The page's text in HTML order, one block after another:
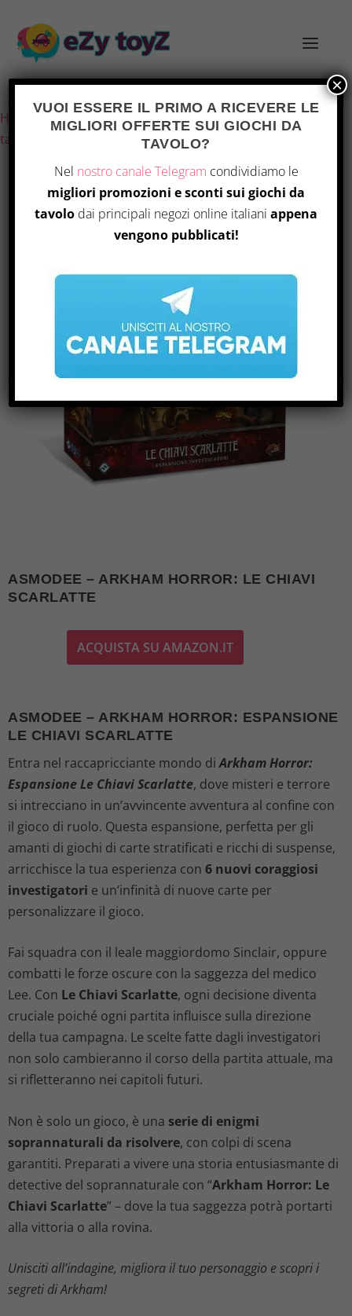
Home /Giochi e giocattoli/Giochi di società/Giochi da
tavolo
/ Asmodee – Arkham Horror: Le Chiavi Scarlatte
ASMODEE – ARKHAM HORROR: LE CHIAVI
SCARLATTE
ACQUISTA SU AMAZON.IT
ASMODEE – ARKHAM HORROR: ESPANSIONE
LE CHIAVI SCARLATTE
Entra nel raccapricciante mondo diArkham Horror:
Espansione Le Chiavi Scarlatte, dove misteri e terrore
si intrecciano in un’avvincente avventura al confine con
il gioco di ruolo. Questa espansione, perfetta per gli
amanti di giochi di carte stratificati e ricchi di suspense,
arricchisce la tua esperienza con 6 nuovi coraggiosi
investigatori e un’infinità di nuove carte per
personalizzare il gioco.
Fai squadra con il leale maggiordomo Sinclair, oppure
combatti le forze oscure con la saggezza del medico
Lee. Con Le Chiavi Scarlatte, ogni decisione diventa
cruciale poiché ogni partita influisce sulla direzione
della tua campagna. Le scelte fatte dagli investigatori
non solo cambieranno il corso della partita attuale, ma
si rifletteranno nei capitoli futuri.
Non è solo un gioco, è una serie di enigmi
soprannaturali da risolvere, con colpi di scena
garantiti. Preparati a vivere una storia entusiasmante di
detective del soprannaturale con “Arkham Horror: Le
Chiavi Scarlatte” – dove la tua saggezza potrà portarti
alla vittoria o alla rovina.
Unisciti all’indagine, migliora il tuo personaggio e scopri i
segreti di Arkham!
VUOI ESSERE IL PRIMO A RICEVERE LE
MIGLIORI OFFERTE SUI GIOCHI DA
TAVOLO?
Nel nostro canale Telegram condividiamo le
migliori promozioni e sconti sui giochi da
tavolo dai principali negozi online italiani appena
vengono pubblicati!
×